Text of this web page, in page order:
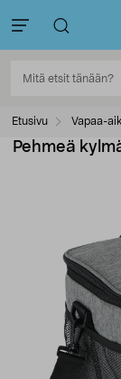
Etusivu Vapaa-
Pehmeä